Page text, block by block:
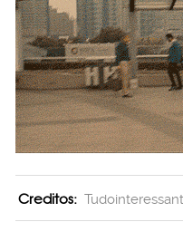
Creditos: